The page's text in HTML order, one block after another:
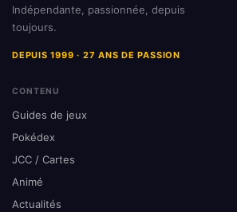
Indépendante, passionnée, depuis
toujours.
DEPUIS 1999 · 27 ANS DE PASSION
CONTENU
Guides de jeux
Pokédex
JCC / Cartes
Animé
Actualités